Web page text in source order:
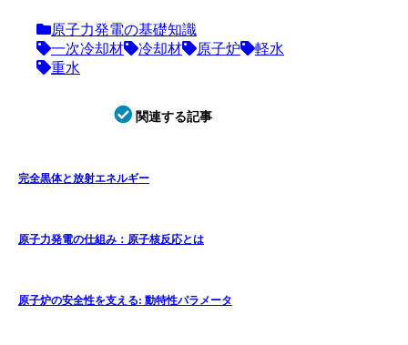
原子力発電の基礎知識
一次冷却材
冷却材 原子炉
軽水
重水
関連する記事
完全黒体と放射エネルギー
原子力発電の仕組み：原子核反応とは
原子炉の安全性を支える: 動特性パラメータ